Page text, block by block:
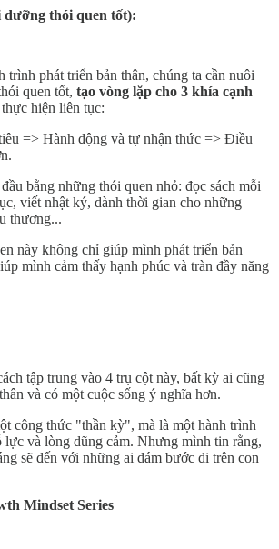
thói quen tốt):
trình phát triển bản thân, chúng ta cần nuôi
quen tốt, tạo vòng lặp cho 3 khía cạnh
hiện liên tục:
=> Hành động và tự nhận thức => Điều
bằng những thói quen nhỏ: đọc sách mỗi
viết nhật ký, dành thời gian cho những
thương...
này không chỉ giúp mình phát triển bản
mình cảm thấy hạnh phúc và tràn đầy năng
tập trung vào 4 trụ cột này, bất kỳ ai cũng
và có một cuộc sống ý nghĩa hơn.
công thức "thần kỳ", mà là một hành trình
và lòng dũng cảm. Nhưng mình tin rằng,
sẽ đến với những ai dám bước đi trên con
Mindset Series